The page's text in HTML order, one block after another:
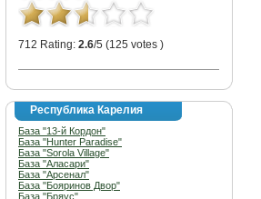
712 Rating: 2.6/5 (125 votes )
Республика Карелия
База "13-й Кордон"
База "Hunter Paradise"
База "Sorola Village"
База "Аласари"
База "Арсенал"
База "Бояринов Двор"
База "Бряус"